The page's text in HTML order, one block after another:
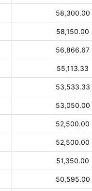
58,300.00
58,150.00
56,866.67
55,113.33
53,533.33
53,050.00
52,500.00
52,500.00
51,350.00
50,595.00